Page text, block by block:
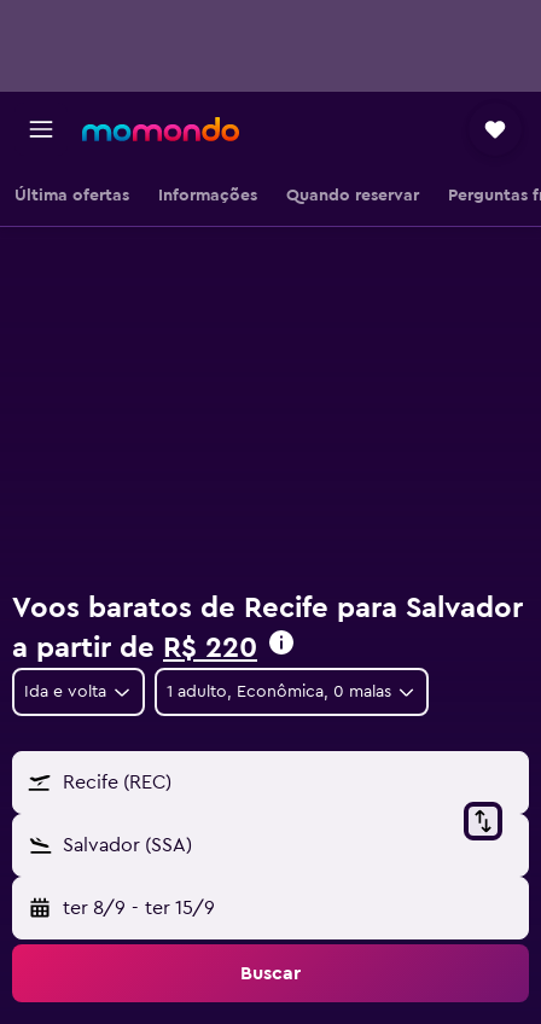
Última ofertas Informações Quando reservar Perguntas
Voos baratos de Recife para Salvador
a partir de R$ 220
Ida e volta 1 adulto, Econômica, 0 malas
Recife (REC)
Salvador (SSA)
ter 8/9 - ter 15/9
Buscar